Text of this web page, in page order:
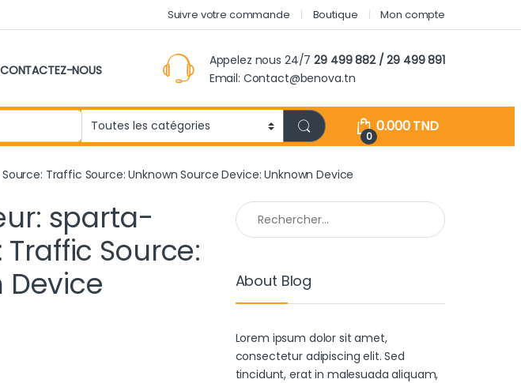
Suivre votre commande Boutique Mon compte
CONTACTEZ-NOUS
Appelez nous 24/729 499 882 / 29 499 891
Email: Contact@benova.tn
0
0.000TND
Traffic Source: Unknown Source Device: Unknown Device
sparta-
Source:
Device
Rechercher :
About Blog
Lorem ipsum dolor sit amet,
consectetur adipiscing elit. Sed
tincidunt, erat in malesuada aliquam,